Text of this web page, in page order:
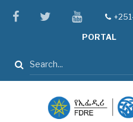
facebooktwitteryoutube
tel
PORTAL
ፈልግ